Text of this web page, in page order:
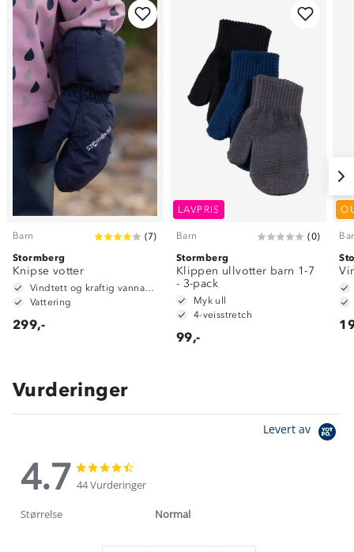
Barn (7)
Stormberg
Knipse votter
Vattering
299,-
LAVPRIS
Barn (0)
Stormberg
Klippen ullvotter barn 1-7
- 3-pack
Myk ull
4-veisstretch
99,-
Vurderinger
Levert av
4.7
4.7
star
rating
star
rating
44 Vurderinger
Størrelse Normal